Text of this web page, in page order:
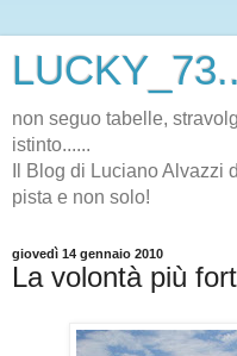
non seguo tabelle,
istinto......
Il Blog di Luciano Alvazzi
pista e non solo!
giovedì 14 gennaio 2010
La volontà più